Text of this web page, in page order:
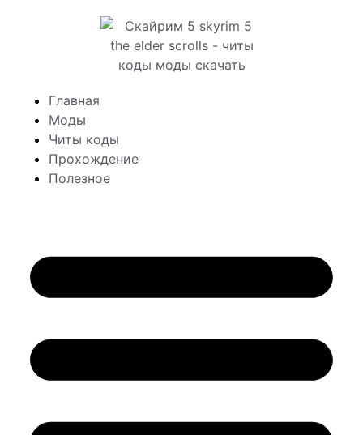
Главная
Моды
Читы коды
Прохождение
Полезное